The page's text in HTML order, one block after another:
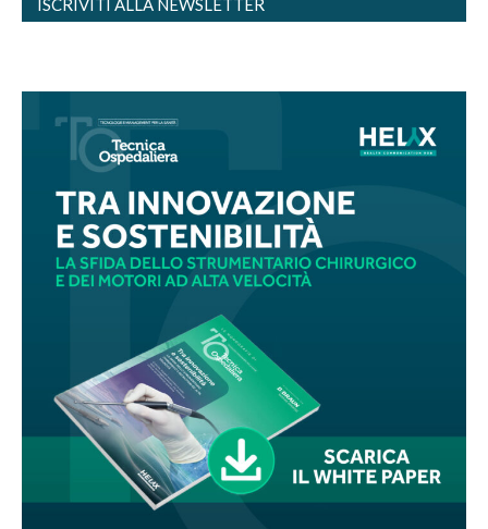
ISCRIVITI ALLA NEWSLETTER